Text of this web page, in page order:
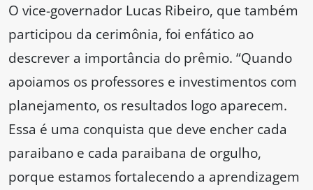
O vice-governador Lucas Ribeiro, que também
participou da cerimônia, foi enfático ao
descrever a importância do prêmio. “Quando
apoiamos os professores e investimentos com
planejamento, os resultados logo aparecem.
Essa é uma conquista que deve encher cada
paraibano e cada paraibana de orgulho,
porque estamos fortalecendo a aprendizagem